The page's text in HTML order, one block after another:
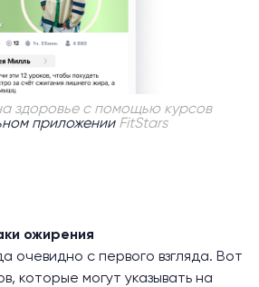
здоровье с помощью курсов
приложенииFitStars
ожирения
очевидно с первого взгляда. Вот
которые могут указывать на